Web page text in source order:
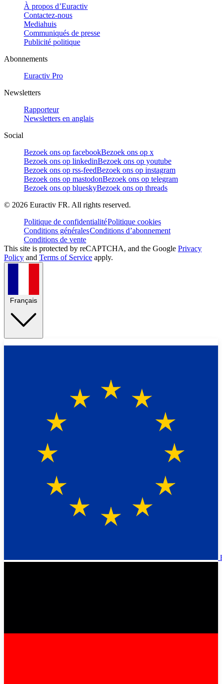
À propos d’Euractiv
Contactez-nous
Mediahuis
Communiqués de presse
Publicité politique
Abonnements
Euractiv Pro
Newsletters
Rapporteur
Newsletters en anglais
Social
Bezoek ons op facebookBezoek ons op x
Bezoek ons op linkedinBezoek ons op youtube
Bezoek ons op rss-feedBezoek ons op instagram
Bezoek ons op mastodonBezoek ons op telegram
Bezoek ons op blueskyBezoek ons op threads
© 2026 Euractiv FR. All rights reserved.
Politique de confidentialitéPolitique cookies
Conditions généralesConditions d’abonnement
Conditions de vente
This site is protected by reCAPTCHA, and the Google Privacy
Policy and Terms of Service apply.
Français